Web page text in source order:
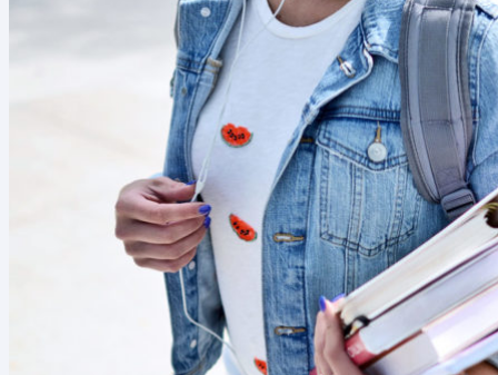
Seguridade
Policía Local
Diríxete ao Concello
Escoitámoste
Interésache